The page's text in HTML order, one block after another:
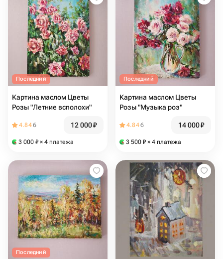
Последний
Картина маслом Цветы
Розы "Летние всполохи"
4.846 12 000₽
3 000 ₽ × 4 платежа
Последний
Картина маслом Цветы
Розы "Музыка роз"
4.846 14 000₽
3 500 ₽ × 4 платежа
Последний